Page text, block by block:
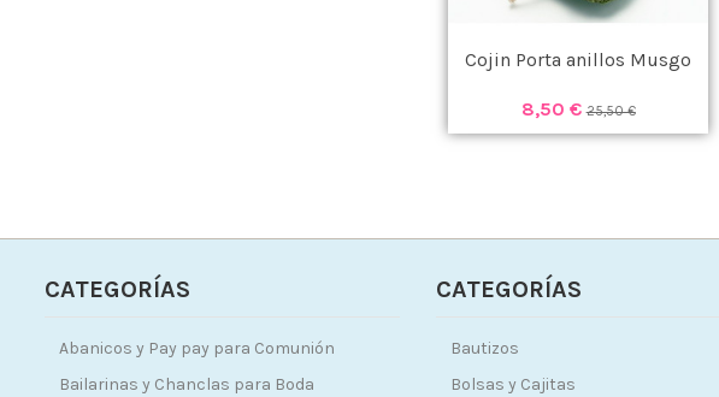
Cojin Porta anillos Musgo
8,50 €25,50 €
CATEGORÍAS
Abanicos y Pay pay para Comunión
Bailarinas y Chanclas para Boda
CATEGORÍAS
Bautizos
Bolsas y Cajitas